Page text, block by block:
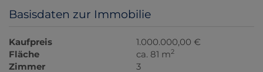
Basisdaten zur Immobilie
Kaufpreis
1.000.000,00 €
Fläche
ca. 81 m2
Zimmer 3